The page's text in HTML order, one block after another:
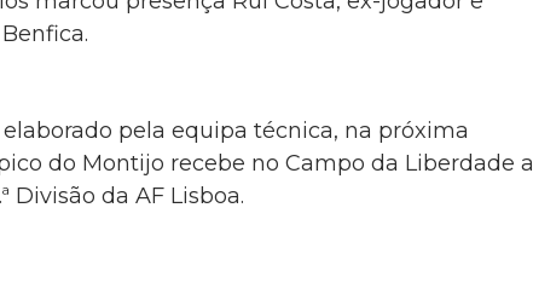
pela equipa técnica, na próxima
do Montijo recebe no Campo da Liberdade a
Divisão da AF Lisboa.